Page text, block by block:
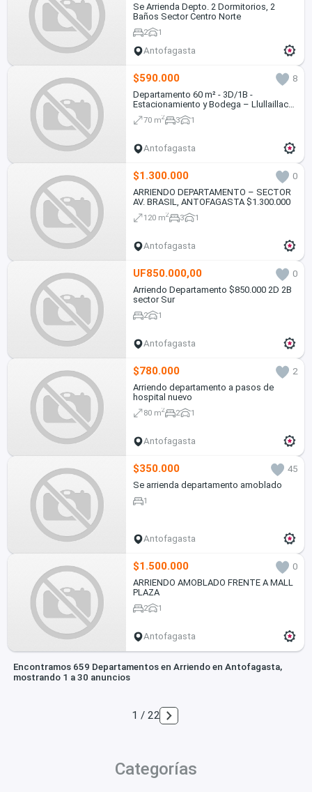
Se Arrienda Depto. 2 Dormitorios, 2
Baños Sector Centro Norte
2 1
Antofagasta
$590.000
8
Departamento 60 m² - 3D/1B -
Estacionamiento y Bodega – Llullaillaco,
Sector Sur, Antofagasta
70 m2 3 1
Antofagasta
$1.300.000
0
ARRIENDO DEPARTAMENTO – SECTOR
AV. BRASIL, ANTOFAGASTA $1.300.000
120 m2 3 1
Antofagasta
UF850.000,00
0
Arriendo Departamento $850.000 2D 2B
sector Sur
2 1
Antofagasta
$780.000
2
Arriendo departamento a pasos de
hospital nuevo
80 m2 2 1
Antofagasta
$350.000
45
Se arrienda departamento amoblado
1
Antofagasta
$1.500.000
0
ARRIENDO AMOBLADO FRENTE A MALL
PLAZA
2 1
Antofagasta
Encontramos 659 Departamentos en Arriendo en Antofagasta,
mostrando 1 a 30 anuncios
1 / 22
Categorías